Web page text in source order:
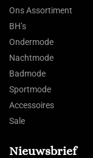
Ons Assortiment
BH’s
Ondermode
Nachtmode
Badmode
Sportmode
Accessoires
Sale
Nieuwsbrief